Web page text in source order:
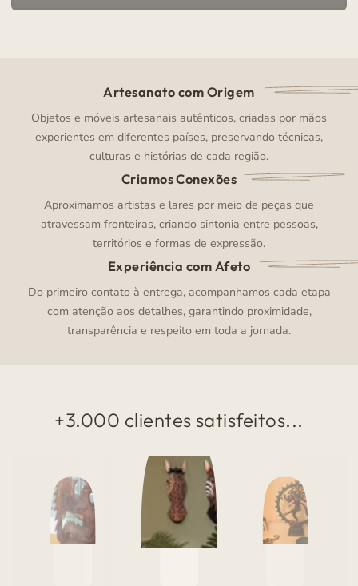
Artesanato com Origem
Objetos e móveis artesanais autênticos, criadas por mãos
experientes em diferentes países, preservando técnicas,
culturas e histórias de cada região.
Criamos Conexões
Aproximamos artistas e lares por meio de peças que
atravessam fronteiras, criando sintonia entre pessoas,
territórios e formas de expressão.
Experiência com Afeto
Do primeiro contato à entrega, acompanhamos cada etapa
com atenção aos detalhes, garantindo proximidade,
transparência e respeito em toda a jornada.
+3.000 clientes satisfeitos...